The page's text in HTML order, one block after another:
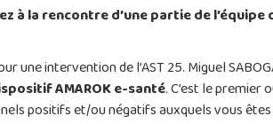
à la rencontre d’une partie de l’équipe
une intervention de l’AST 25. Miguel
AMAROK e-santé. C’est le premier
positifs et/ou négatifs auxquels vous